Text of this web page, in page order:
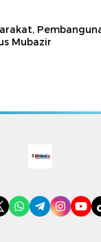
Mubazir